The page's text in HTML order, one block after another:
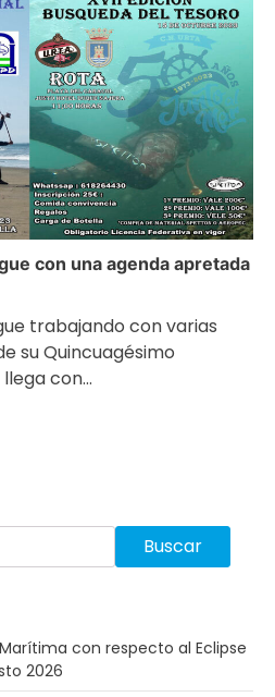
con una agenda apretada
trabajando con varias
su Quincuagésimo
con…
Buscar
con respecto al Eclipse
2026